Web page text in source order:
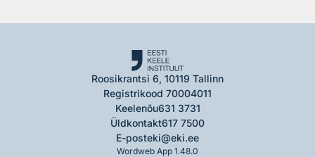
Roosikrantsi 6, 10119 Tallinn
Registrikood 70004011
Keelenõu631 3731
Üldkontakt617 7500
E-posteki@eki.ee
Wordweb App 1.48.0